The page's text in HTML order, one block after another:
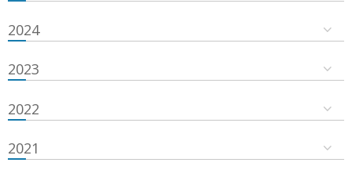
2024
2023
2022
2021